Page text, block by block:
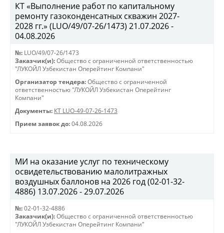
КТ «Выполнение работ по капитальному
ремонту газоконденсатных скважин 2027-
2028 гг.» (LUO/49/07-26/1473) 21.07.2026 -
04.08.2026
№: LUO/49/07-26/1473
Заказчик(и): Общество с ограниченной ответственностью
"ЛУКОЙЛ Узбекистан Оперейтинг Компани"
Организатор тендера: Общество с ограниченной
ответственностью "ЛУКОЙЛ Узбекистан Оперейтинг
Компани"
Документы: КТ LUO-49-07-26-1473
Прием заявок до: 04.08.2026
МИ на оказание услуг по техническому
освидетельствованию малолитражных
воздушных баллонов на 2026 год (02-01-32-
4886) 13.07.2026 - 29.07.2026
№: 02-01-32-4886
Заказчик(и): Общество с ограниченной ответственностью
"ЛУКОЙЛ Узбекистан Оперейтинг Компани"